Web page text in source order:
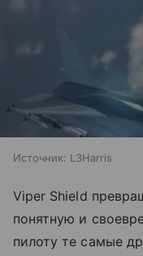
Источник: L3Harris
Viper Shield
понятную и
пилоту те самые